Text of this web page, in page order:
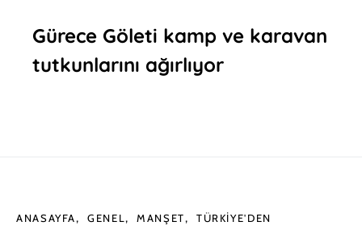
Gürece Göleti kamp ve karavan
tutkunlarını ağırlıyor
ANASAYFA GENEL MANŞET TÜRKIYE'DEN